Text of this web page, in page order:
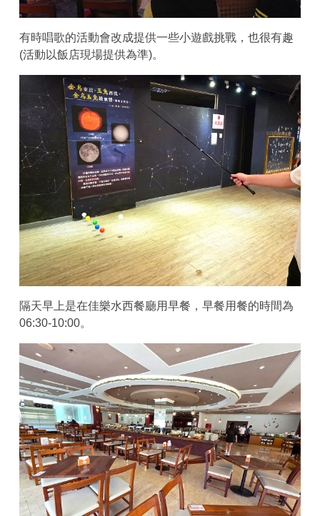
有時唱歌的活動會改成提供一些小遊戲挑戰，也很有趣
(活動以飯店現場提供為準)。
隔天早上是在佳樂水西餐廳用早餐，早餐用餐的時間為
06:30-10:00。